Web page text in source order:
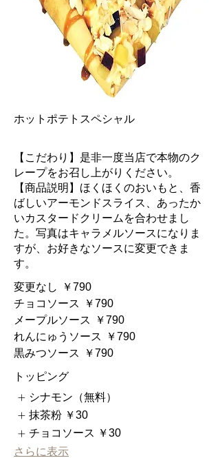
ホットポテトスペシャル
【こだわり】是非一度当店で本物のク
レープをお召し上がりください。
【商品説明】ほくほくのおいもと、香
ばしいアーモンドスライス、あったか
いカスタードクリームを合わせまし
た。写真はキャラメルソースになりま
すが、お好きなソースに変更できま
す。
変更なし
￥790
チョコソース
￥790
メープルソース
￥790
れんにゅうソース
￥790
黒みつソース
￥790
トッピング
シナモン（無料）
抹茶粉 ￥30
チョコソース ￥30
さらに表示